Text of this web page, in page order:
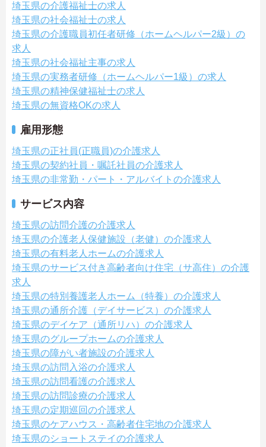
埼玉県の介護福祉士の求人
埼玉県の社会福祉士の求人
埼玉県の介護職員初任者研修（ホームヘルパー2級）の
求人
埼玉県の社会福祉主事の求人
埼玉県の実務者研修（ホームヘルパー1級）の求人
埼玉県の精神保健福祉士の求人
埼玉県の無資格OKの求人
雇用形態
埼玉県の正社員(正職員)の介護求人
埼玉県の契約社員・嘱託社員の介護求人
埼玉県の非常勤・パート・アルバイトの介護求人
サービス内容
埼玉県の訪問介護の介護求人
埼玉県の介護老人保健施設（老健）の介護求人
埼玉県の有料老人ホームの介護求人
埼玉県のサービス付き高齢者向け住宅（サ高住）の介護
求人
埼玉県の特別養護老人ホーム（特養）の介護求人
埼玉県の通所介護（デイサービス）の介護求人
埼玉県のデイケア（通所リハ）の介護求人
埼玉県のグループホームの介護求人
埼玉県の障がい者施設の介護求人
埼玉県の訪問入浴の介護求人
埼玉県の訪問看護の介護求人
埼玉県の訪問診療の介護求人
埼玉県の定期巡回の介護求人
埼玉県のケアハウス・高齢者住宅地の介護求人
埼玉県のショートステイの介護求人